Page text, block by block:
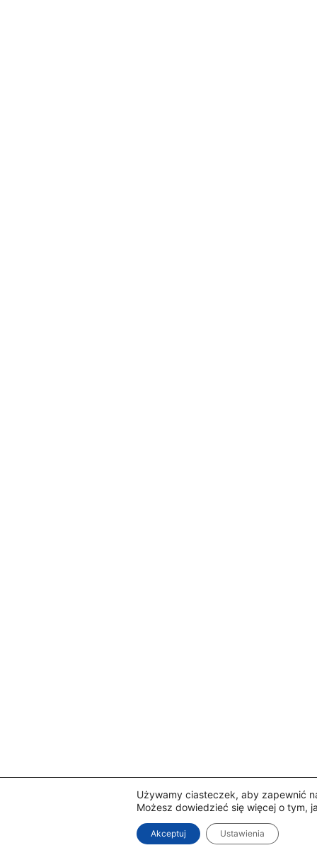
Używamy ciasteczek, aby zapewnić
Możesz dowiedzieć się więcej o tym,
Akceptuj Ustawienia